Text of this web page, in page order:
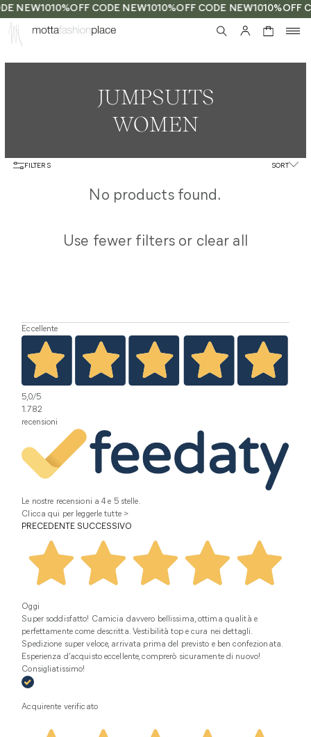
NEW1010%OFF CODE NEW1010%OFF CODE NEW1010%OFF
JUMPSUITS
WOMEN
FILTERS SORT
No products found.
Use fewer filters or clear all
Eccellente
5,0/5
1.782
recensioni
Le nostre recensioni a 4 e 5 stelle.
Clicca qui per leggerle tutte >
PRECEDENTE SUCCESSIVO
Oggi
Super soddisfatto! Camicia davvero bellissima, ottima qualità e
perfettamente come descritta. Vestibilità top e cura nei dettagli.
Spedizione super veloce, arrivata prima del previsto e ben confezionata.
Esperienza d’acquisto eccellente, comprerò sicuramente di nuovo!
Consigliatissimo!
Acquirente verificato